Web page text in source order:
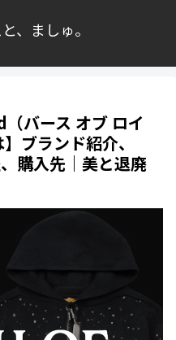
、ましゅ。
バース オブ ロイ
ブランド紹介、
購入先｜美と退廃